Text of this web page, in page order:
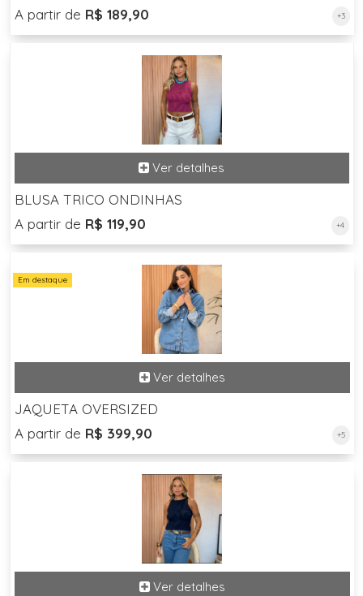
A partir de R$ 189,90 +3
BLUSA TRICO ONDINHAS
A partir de R$ 119,90 +4
Em destaque
JAQUETA OVERSIZED
A partir de R$ 399,90 +5